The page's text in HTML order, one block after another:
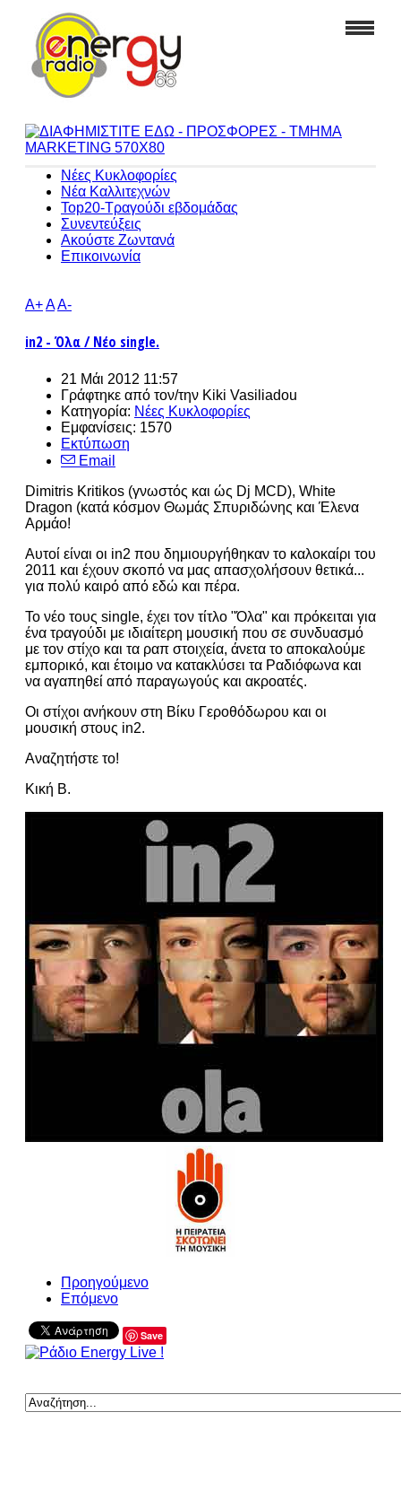
Νέες Κυκλοφορίες
Νέα Καλλιτεχνών
Top20-Τραγούδι εβδομάδας
Συνεντεύξεις
Ακούστε Ζωντανά
Επικοινωνία
A+AA-
in2 - Όλα / Νέο single.
21 Μάι 2012 11:57
Γράφτηκε από τον/την Kiki Vasiliadou
Κατηγορία: Νέες Κυκλοφορίες
Εμφανίσεις: 1570
Εκτύπωση
Email
Dimitris Kritikos (γνωστός και ώς Dj MCD), White
Dragon (κατά κόσμον Θωμάς Σπυριδώνης και Έλενα
Αρμάο!
Αυτοί είναι οι in2 που δημιουργήθηκαν το καλοκαίρι του
2011 και έχουν σκοπό να μας απασχολήσουν θετικά...
για πολύ καιρό από εδώ και πέρα.
Το νέο τους single, έχει τον τίτλο "Όλα" και πρόκειται για
ένα τραγούδι με ιδιαίτερη μουσική που σε συνδυασμό
με τον στίχο και τα ραπ στοιχεία, άνετα το αποκαλούμε
εμπορικό, και έτοιμο να κατακλύσει τα Ραδιόφωνα και
να αγαπηθεί από παραγωγούς και ακροατές.
Οι στίχοι ανήκουν στη Βίκυ Γεροθόδωρου και οι
μουσική στους in2.
Αναζητήστε το!
Κική Β.
Προηγούμενο
Επόμενο
Save